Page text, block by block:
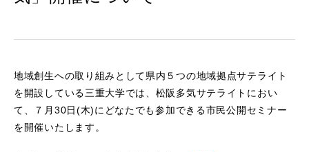
地域創生への取り組みとして県内５つの地域拠点サテライト
を開設している三重大学では、松阪多気サテライトにおい
て、７月30日(木)にどなたでも参加できる市民公開セミナー
を開催いたします。